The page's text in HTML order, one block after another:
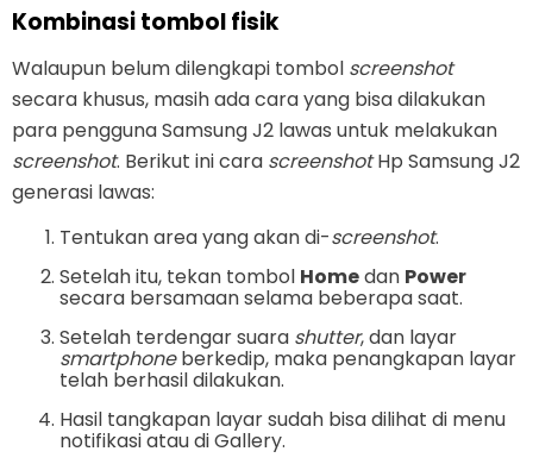
Kombinasi tombol fisik
Walaupun belum dilengkapi tombol screenshot
secara khusus, masih ada cara yang bisa dilakukan
para pengguna Samsung J2 lawas untuk melakukan
screenshot. Berikut ini cara screenshotHp Samsung J2
generasi lawas:
Tentukan area yang akan di-screenshot.
Setelah itu, tekan tombol Homedan Power
secara bersamaan selama beberapa saat.
Setelah terdengar suara shutter, dan layar
smartphoneberkedip, maka penangkapan layar
telah berhasil dilakukan.
Hasil tangkapan layar sudah bisa dilihat di menu
notifikasi atau di Gallery.